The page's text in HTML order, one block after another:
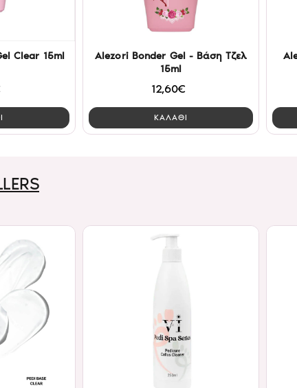
Clear 15ml
Alezori Bonder Gel - Βάση Τζελ
15ml
12,60€
ΚΑΛΑΘΙ